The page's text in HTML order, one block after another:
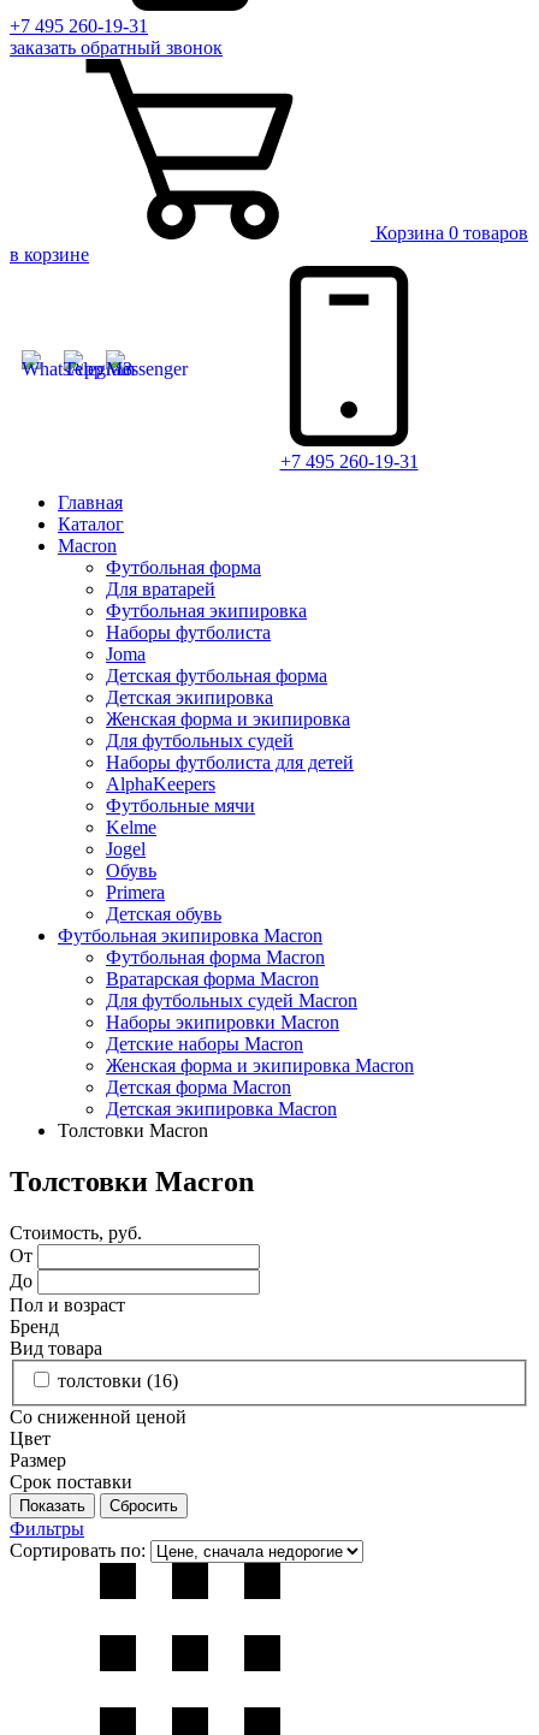
+7 495 260-19-31
заказать обратный звонок
Корзина 0 товаров
в корзине
+7 495 260-19-31
Главная
Каталог
Macron
Футбольная форма
Для вратарей
Футбольная экипировка
Наборы футболиста
Joma
Детская футбольная форма
Детская экипировка
Женская форма и экипировка
Для футбольных судей
Наборы футболиста для детей
AlphaKeepers
Футбольные мячи
Kelme
Jogel
Обувь
Primera
Детская обувь
Футбольная экипировка Macron
Футбольная форма Macron
Вратарская форма Macron
Для футбольных судей Macron
Наборы экипировки Macron
Детские наборы Macron
Женская форма и экипировка Macron
Детская форма Macron
Детская экипировка Macron
Толстовки Macron
Толстовки Macron
Стоимость, руб.
От
До
Пол и возраст
Бренд
Вид товара
толстовки (16)
Со сниженной ценой
Цвет
Размер
Срок поставки
Фильтры
Сортировать по: